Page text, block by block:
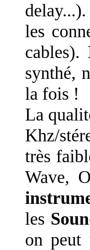
les
cables).
synthé,
la fois !
La
Khz/
très
Wave,
les
on peut